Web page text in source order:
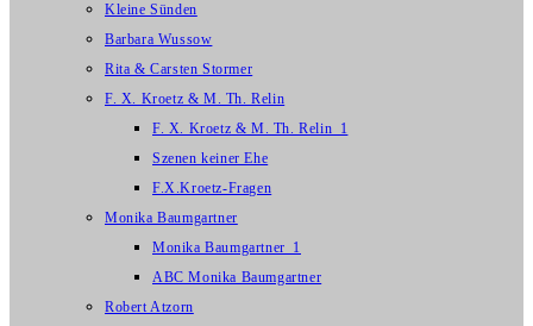
Kleine Sünden
Barbara Wussow
Rita & Carsten Stormer
F. X. Kroetz & M. Th. Relin
F. X. Kroetz & M. Th. Relin_1
Szenen keiner Ehe
F.X.Kroetz-Fragen
Monika Baumgartner
Monika Baumgartner_1
ABC Monika Baumgartner
Robert Atzorn